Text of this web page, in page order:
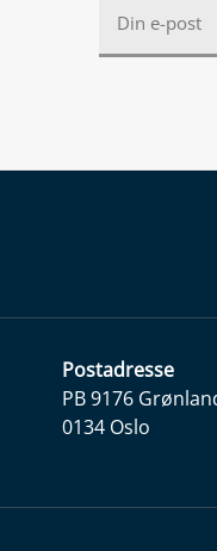
Postadresse
PB 9176
0134 Oslo